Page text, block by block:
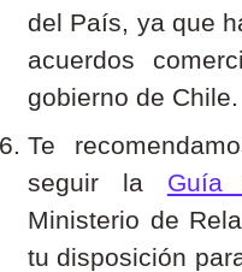
del País, ya que
acuerdos
gobierno de Chile.
Te
seguir la
Ministerio de
tu disposición